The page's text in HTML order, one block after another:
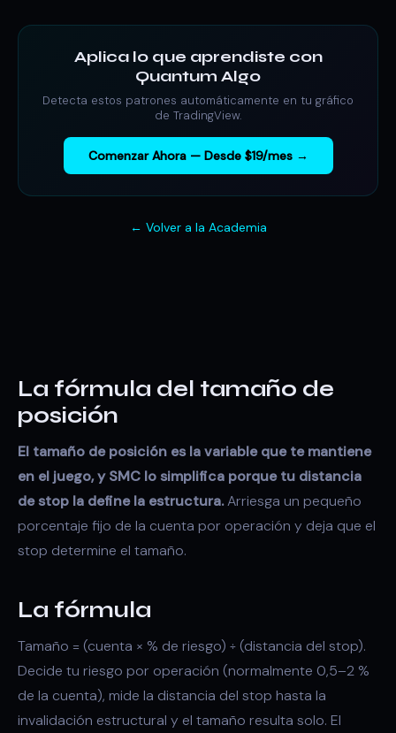
Aplica lo que aprendiste con
Quantum Algo
Detecta estos patrones automáticamente en tu gráfico
de TradingView.
Comenzar Ahora — Desde $19/mes →
← Volver a la Academia
La fórmula del tamaño de
posición
El tamaño de posición es la variable que te mantiene
en el juego, y SMC lo simplifica porque tu distancia
de stop la define la estructura.Arriesga un pequeño
porcentaje fijo de la cuenta por operación y deja que el
stop determine el tamaño.
La fórmula
Tamaño = (cuenta × % de riesgo) ÷ (distancia del stop).
Decide tu riesgo por operación (normalmente 0,5–2 %
de la cuenta), mide la distancia del stop hasta la
invalidación estructural y el tamaño resulta solo. El